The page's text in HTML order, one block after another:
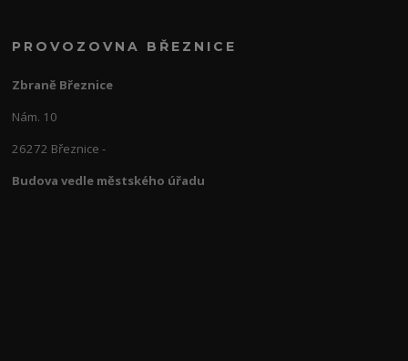
PROVOZOVNA BŘEZNICE
Zbraně Březnice
Nám. 10
26272 Březnice -
Budova vedle městského úřadu